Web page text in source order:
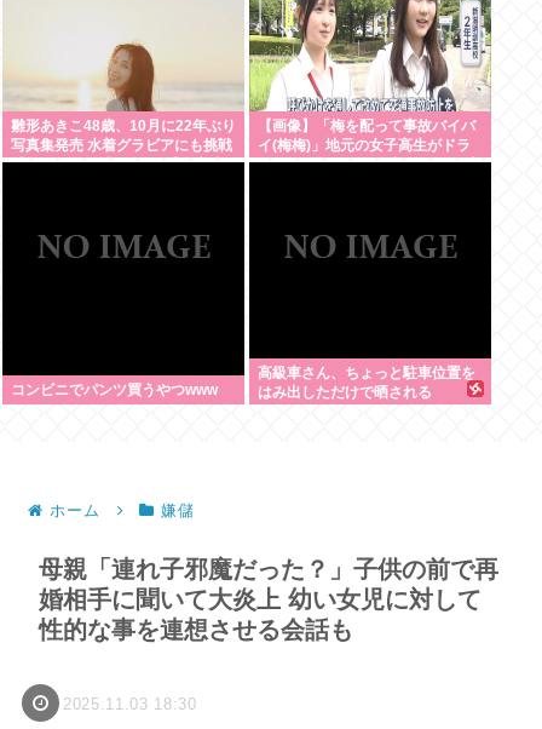
雛形あきこ48歳、10月に22年ぶり
写真集発売 水着グラビアにも挑戦
「なんと!!!」「おぉ~」「学生時
【画像】「梅を配って事故バイバ
イ(梅梅)」地元の女子高生がドラ
イバーに梅を配って安全運転を呼
コンビニでパンツ買うやつwww
高級車さん、ちょっと駐車位置を
はみ出しただけで晒される
ホーム 嫌儲
母親「連れ子邪魔だった？」子供の前で再
婚相手に聞いて大炎上 幼い女児に対して
性的な事を連想させる会話も
2025.11.03 18:30